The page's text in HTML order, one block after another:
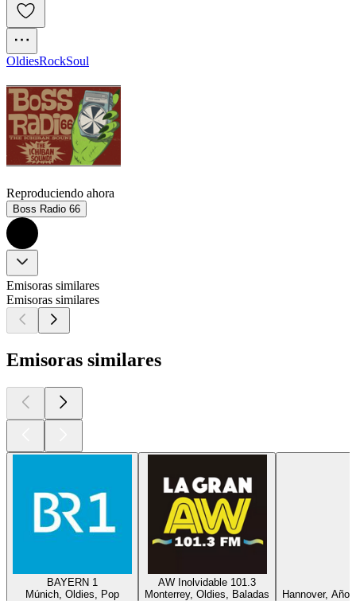
OldiesRockSoul
Reproduciendo ahora
Boss Radio 66
Emisoras similares
Emisoras similares
Emisoras similares
BAYERN 1
Múnich, Oldies, Pop
AW Inolvidable 101.3
Monterrey, Oldies, Baladas
Hannover,